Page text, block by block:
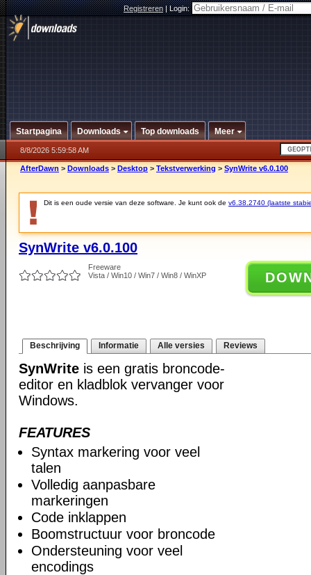
Registreren|Login:
Startpagina Downloads Top downloads Meer
8/8/2026 5:59:58 AM
AfterDawn > Downloads > Desktop > Tekstverwerking > SynWrite v6.0.100
Dit is een oude versie van deze software. Je kunt ook de v6.38.2740 (laatste
SynWrite v6.0.100
Freeware
Vista / Win10 / Win7 / Win8 / WinXP
Beschrijving Informatie Alle versies Reviews
SynWrite is een gratis broncode-
editor en kladblok vervanger voor
Windows.
FEATURES
Syntax markering voor veel
talen
Volledig aanpasbare
markeringen
Code inklappen
Boomstructuur voor broncode
Ondersteuning voor veel
encodings